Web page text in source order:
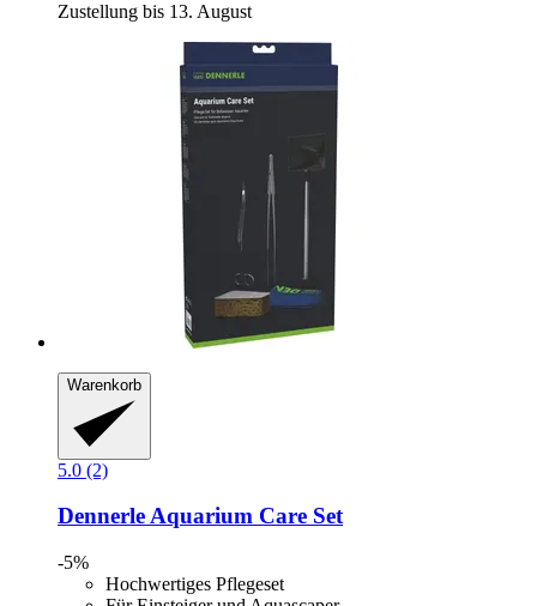
Zustellung bis 13. August
Warenkorb
5.0 (2)
DennerleAquarium Care Set
-5%
Hochwertiges Pflegeset